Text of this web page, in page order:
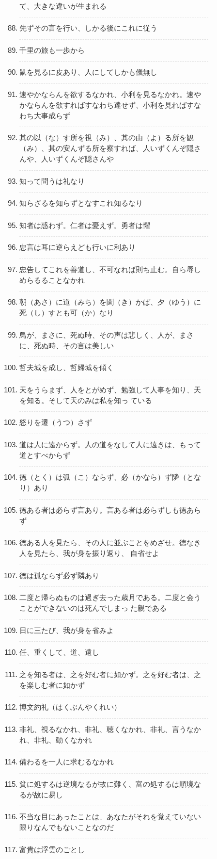
て、大きな違いが生まれる
先ずその言を行い、しかる後にこれに従う
千里の旅も一歩から
鼠を見るに皮あり、人にしてしかも儀無し
速やかならんを欲するなかれ、小利を見るなかれ。速や
かならんを欲すればすなわち達せず、小利を見ればすな
わち大事成らず
其の以（な）す所を視（み）、其の由（よ）る所を観
（み）、其の安んずる所を察すれば、人いずくんぞ隠さ
んや、人いずくんぞ隠さんや
知って問うは礼なり
知らざるを知らずとなすこれ知るなり
知者は惑わず。仁者は憂えず。勇者は懼
忠言は耳に逆らえども行いに利あり
忠告してこれを善道し、不可なれば則ち止む。自ら辱し
めらるることなかれ
朝（あさ）に道（みち）を聞（き）かば、夕（ゆう）に
死（し）すとも可（か）なり
鳥が、まさに、死ぬ時、その声は悲しく、人が、まさ
に、死ぬ時、その言は美しい
哲夫城を成し、哲婦城を傾く
天をうらまず、人をとがめず、勉強して人事を知り、天
を知る。そして天のみは私を知っ ている
怒りを遷（うつ）さず
道は人に遠からず。人の道をなして人に遠きは、もって
道とすべからず
徳（とく）は弧（こ）ならず、必（かなら）ず隣（とな
り）あり
徳ある者は必らず言あり。言ある者は必らずしも徳あら
ず
徳ある人を見たら、その人に並ぶことをめざせ。徳なき
人を見たら、我が身を振り返り、 自省せよ
徳は孤ならず必ず隣あり
二度と帰らぬものは過ぎ去った歳月である。二度と会う
ことができないのは死んでしまっ た親である
日に三たび、我が身を省みよ
任、重くして、道、遠し
之を知る者は、之を好む者に如かず。之を好む者は、之
を楽しむ者に如かず
博文約礼（はくぶんやくれい）
非礼、視るなかれ、非礼、聴くなかれ、非礼、言うなか
れ、非礼、動くなかれ
備わるを一人に求むるなかれ
貧に処するは逆境なるが故に難く、富の処するは順境な
るが故に易し
不当な目にあったことは、あなたがそれを覚えていない
限りなんでもないことなのだ
富貴は浮雲のごとし